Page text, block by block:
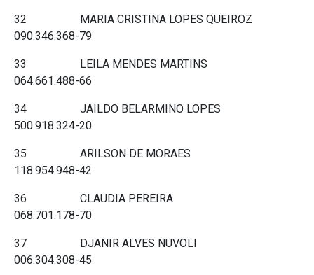
32 MARIA CRISTINA LOPES QUEIROZ
090.346.368-79
33 LEILA MENDES MARTINS
064.661.488-66
34 JAILDO BELARMINO LOPES
500.918.324-20
35 ARILSON DE MORAES
118.954.948-42
36 CLAUDIA PEREIRA
068.701.178-70
37 DJANIR ALVES NUVOLI
006.304.308-45